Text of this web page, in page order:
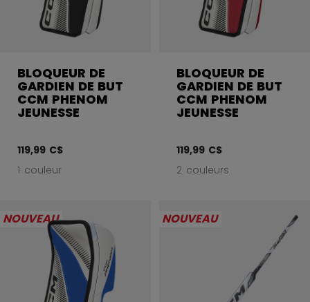
BLOQUEUR DE
GARDIEN DE BUT
CCM PHENOM
JEUNESSE
119,99 C$
1 couleur
BLOQUEUR DE
GARDIEN DE BUT
CCM PHENOM
JEUNESSE
119,99 C$
2 couleurs
NOUVEAU NOUVEAU